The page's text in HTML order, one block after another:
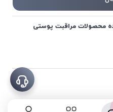
محصولات مراقبت پوستی